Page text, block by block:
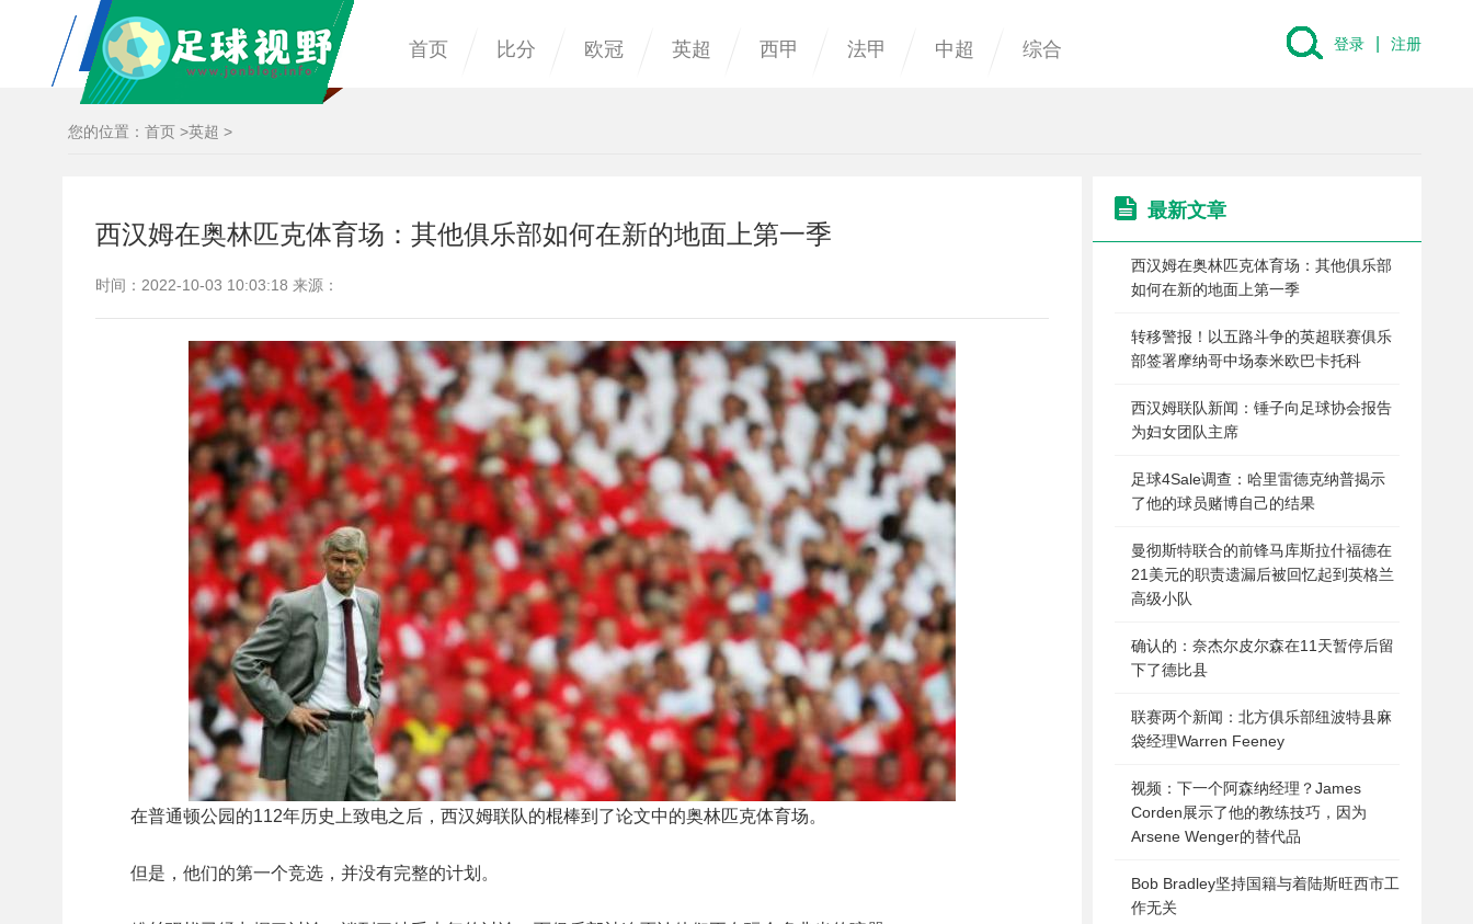
首页 比分 欧冠 英超 西甲 法甲 中超 综合 登录 注册
您的位置： 首页 >英超 >
西汉姆在奥林匹克体育场：其他俱乐部如何在新的地面上第一季
时间：2022-10-03 10:03:18 来源：
在普通顿公园的112年历史上致电之后，西汉姆联队的棍棒到了论文中的奥林匹克体育场。
但是，他们的第一个竞选，并没有完整的计划。
最新文章
西汉姆在奥林匹克体育场：其他俱乐部
如何在新的地面上第一季
转移警报！以五路斗争的英超联赛俱乐
部签署摩纳哥中场泰米欧巴卡托科
西汉姆联队新闻：锤子向足球协会报告
为妇女团队主席
足球4Sale调查：哈里雷德克纳普揭示
了他的球员赌博自己的结果
曼彻斯特联合的前锋马库斯拉什福德在
21美元的职责遗漏后被回忆起到英格兰
高级小队
确认的：奈杰尔皮尔森在11天暂停后留
下了德比县
联赛两个新闻：北方俱乐部纽波特县麻
袋经理Warren Feeney
视频：下一个阿森纳经理？James
Corden展示了他的教练技巧，因为
Arsene Wenger的替代品
Bob Bradley坚持国籍与着陆斯旺西市工
作无关